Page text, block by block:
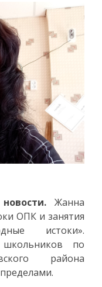
Жанна
ОПК и занятия
истоки».
школьников по
района